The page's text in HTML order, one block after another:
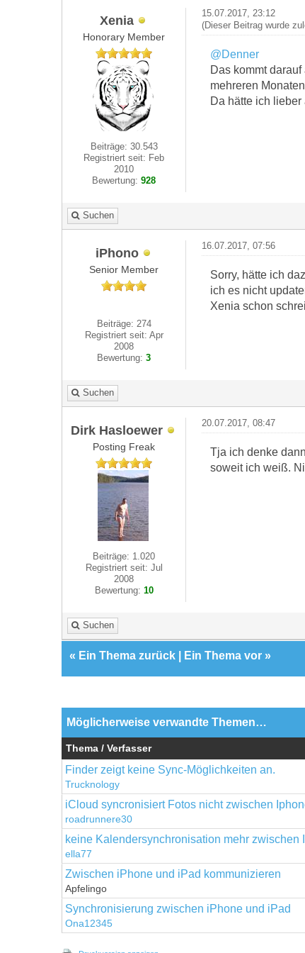
Xenia
Honorary Member
Beiträge: 30.543
Registriert seit: Feb
2010
Bewertung:928
15.07.2017, 23:12
(Dieser Beitrag wurde
@Denner
Das kommt
mehreren
Da hätte ich
Suchen
iPhono
Senior Member
Beiträge: 274
Registriert seit: Apr
2008
Bewertung:3
16.07.2017, 07:56
Sorry, hätte ich
ich es nicht
Xenia schon
Suchen
Dirk Hasloewer
Posting Freak
Beiträge: 1.020
Registriert seit: Jul
2008
Bewertung: 10
20.07.2017, 08:47
Tja ich denke
soweit ich weiß.
Suchen
« Ein Thema zurück Ein Thema vor »
Möglicherweise verwandte Themen…
Thema / Verfasser
Finder zeigt keine Sync-Möglichkeiten an.
Trucknology
iCloud syncronisiert Fotos nicht zwischen
roadrunnere30
keine Kalendersynchronisation mehr zwischen
ella77
Zwischen iPhone und iPad kommunizieren
Apfelingo
Synchronisierung zwischen iPhone und iPad
Ona12345